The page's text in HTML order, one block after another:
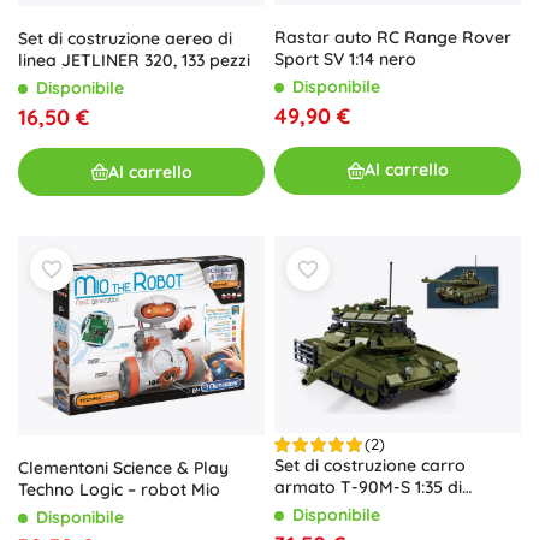
Set di costruzione aereo di
linea JETLINER 320, 133 pezzi
Disponibile
16,50 €
Al carrello
Rastar auto RC Range Rover
Sport SV 1:14 nero
Disponibile
49,90 €
Al carrello
Clementoni Science & Play
Techno Logic – robot Mio
Disponibile
(2)
Set di costruzione carro
armato T-90M-S 1:35 di
Sluban
Disponibile